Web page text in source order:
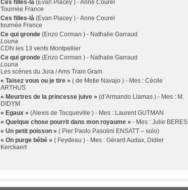
Ces filles-la (Evan Placey ) - Anne Courel
Tournée France
Ces filles-là (Evan Placey ) - Anne Courel
tournée France
Ce qui gronde (Enzo Corman ) - Nathalie Garraud
Louna
CDN les 13 vents Montpellier
Ce qui gronde (Enzo Corman ) - Nathalie Garraud
Louna
Les scènes du Jura / Ams Tram Gram
« Taisez vous ou je tire » ( de Metie Navajo ) - Mes : Cécile
ARTHUS
« Meurtres de la princesse juive » (d’Armando Llamas ) - Mes : M.
DIDYM
« Egaux » (Alexis de Tocqueville ) - Mes : Laurent GUTMAN
« Quelque chose pourrit dans mon royaume » - Mes : Julie BERES
« Un petit poisson » ( Pier Paolo Pasolini ENSATT – solo)
« On purge bébé » ( Feydeau ) - Mes : Gérard Audax, Didier
Kerckaert